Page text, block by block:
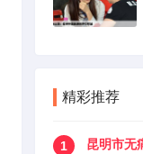
精彩推荐
1
昆明市无